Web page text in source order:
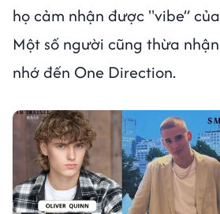
họ cảm nhận được "vibe”
Một số người cũng thừa
nhớ đến One Direction.